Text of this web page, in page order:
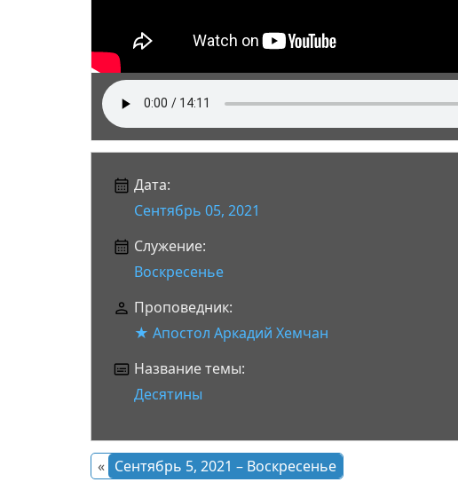
Дата:
Сентябрь 05, 2021
Служение:
Воскресенье
Проповедник:
★ Апостол Аркадий Хемчан
Название темы:
Десятины
« Сентябрь 5, 2021 – Воскресенье